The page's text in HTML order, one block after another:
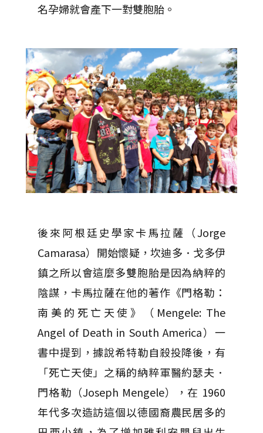
名孕婦就會產下一對雙胞胎。
後來阿根廷史學家卡馬拉薩（Jorge
Camarasa）開始懷疑，坎迪多．戈多伊
鎮之所以會這麼多雙胞胎是因為納粹的
陰謀，卡馬拉薩在他的著作《門格勒：
南美的死亡天使》（Mengele: The
Angel of Death in South America）一
書中提到，據說希特勒自殺投降後，有
「死亡天使」之稱的納粹軍醫約瑟夫．
門格勒（Joseph Mengele），在 1960
年代多次造訪這個以德國裔農民居多的